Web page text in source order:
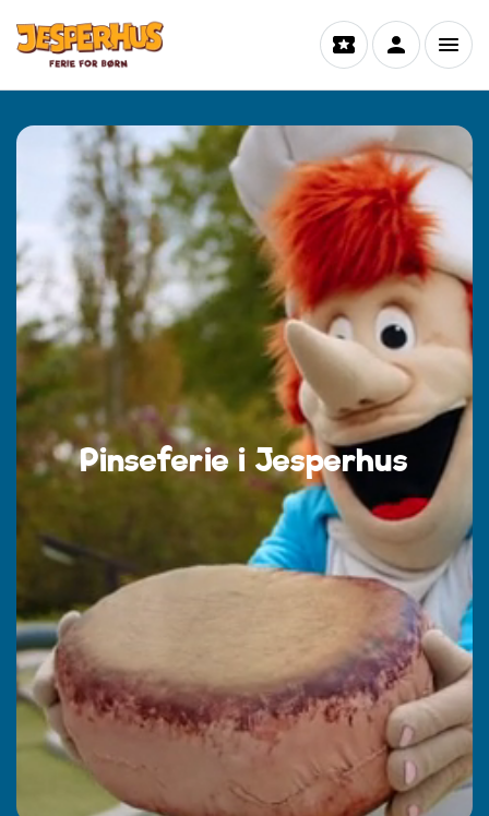
Pinseferie i Jesperhus